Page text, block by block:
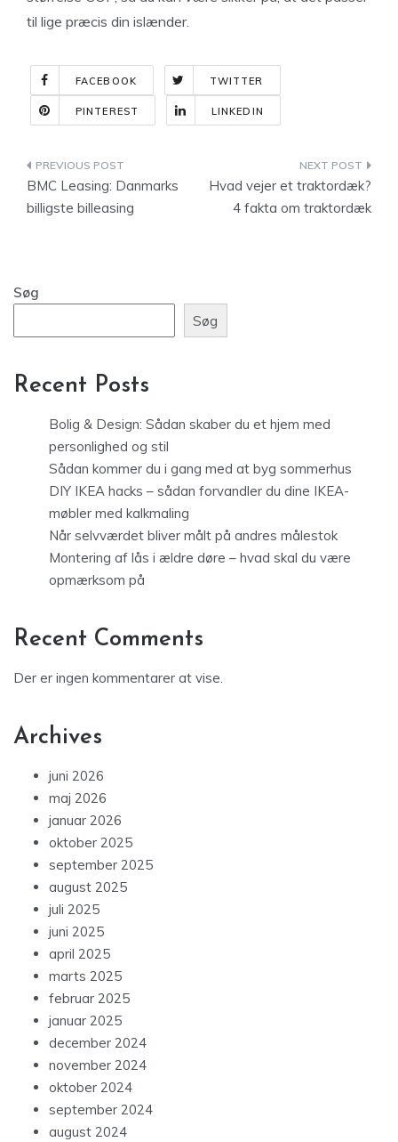
til lige præcis din islænder.
FACEBOOK TWITTER
PINTEREST LINKEDIN
Indlægsnavigation
BMC Leasing: Danmarks
billigste billeasing
Hvad vejer et traktordæk?
4 fakta om traktordæk
Søg
Søg
Recent Posts
Bolig & Design: Sådan skaber du et hjem med
personlighed og stil
Sådan kommer du i gang med at byg sommerhus
DIY IKEA hacks – sådan forvandler du dine IKEA-
møbler med kalkmaling
Når selvværdet bliver målt på andres målestok
Montering af lås i ældre døre – hvad skal du være
opmærksom på
Recent Comments
Der er ingen kommentarer at vise.
Archives
juni 2026
maj 2026
januar 2026
oktober 2025
september 2025
august 2025
juli 2025
juni 2025
april 2025
marts 2025
februar 2025
januar 2025
december 2024
november 2024
oktober 2024
september 2024
august 2024